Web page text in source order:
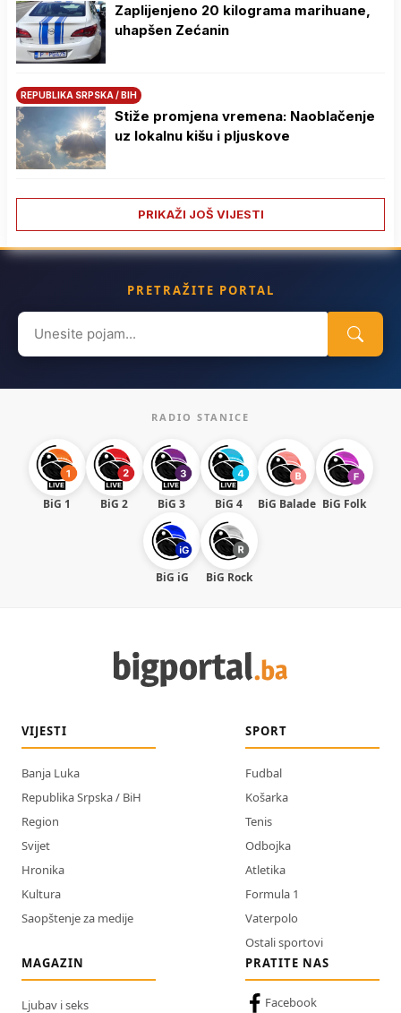
Zaplijenjeno 20 kilograma marihuane,
uhapšen Zećanin
REPUBLIKA SRPSKA / BIH
Stiže promjena vremena: Naoblačenje
uz lokalnu kišu i pljuskove
PRIKAŽI JOŠ VIJESTI
PRETRAŽITE PORTAL
Search
for:
RADIO STANICE
BiG 1 BiG 2 BiG 3 BiG 4 BiG Balade BiG Folk
BiG iG BiG Rock
VIJESTI
Banja Luka
Republika Srpska / BiH
Region
Svijet
Hronika
Kultura
Saopštenje za medije
SPORT
Fudbal
Košarka
Tenis
Odbojka
Atletika
Formula 1
Vaterpolo
Ostali sportovi
MAGAZIN
Ljubav i seks
PRATITE NAS
Facebook